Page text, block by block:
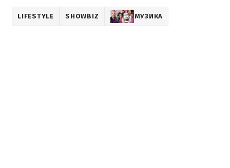
LIFESTYLE SHOWBIZ МУЗИКА